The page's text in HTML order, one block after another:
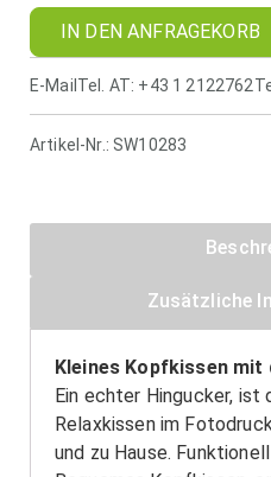
IN DEN ANFRAGEKORB
E-Mail Tel. AT: +43 1 2122762
Artikel-Nr.: SW10283
Zusätzliche
Kleines Kopfkissen mit
Ein echter Hingucker, ist
Relaxkissen im
und zu Hause.